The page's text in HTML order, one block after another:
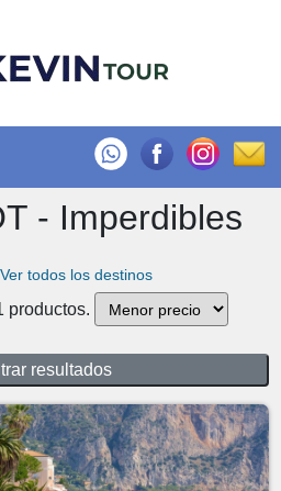
- Imperdibles
Ver todos los destinos
productos.
resultados